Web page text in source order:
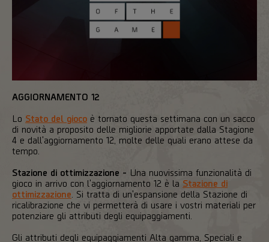
AGGIORNAMENTO 12
Lo Stato del gioco è tornato questa settimana con un sacco
di novità a proposito delle migliorie apportate dalla Stagione
4 e dall'aggiornamento 12, molte delle quali erano attese da
tempo.
Stazione di ottimizzazione - Una nuovissima funzionalità di
gioco in arrivo con l'aggiornamento 12 è la Stazione di
ottimizzazione . Si tratta di un'espansione della Stazione di
ricalibrazione che vi permetterà di usare i vostri materiali per
potenziare gli attributi degli equipaggiamenti.
Gli attributi degli equipaggiamenti Alta gamma, Speciali e